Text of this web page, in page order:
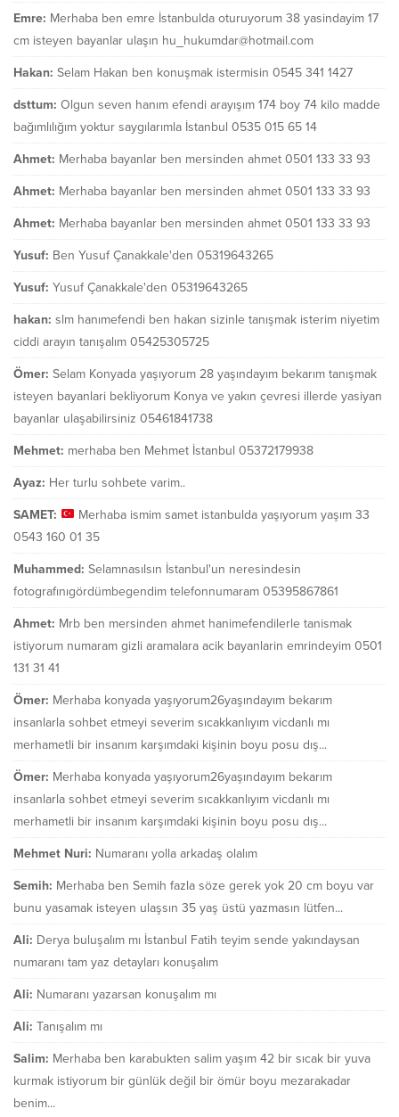
Emre: Merhaba ben emre İstanbulda oturuyorum 38 yasindayim 17
cm isteyen bayanlar ulaşın hu_hukumdar@hotmail.com
Hakan: Selam Hakan ben konuşmak istermisin 0545 341 1427
dsttum: Olgun seven hanım efendi arayışım 174 boy 74 kilo madde
bağımlılığım yoktur saygılarımla İstanbul 0535 015 65 14
Ahmet: Merhaba bayanlar ben mersinden ahmet 0501 133 33 93
Ahmet: Merhaba bayanlar ben mersinden ahmet 0501 133 33 93
Ahmet: Merhaba bayanlar ben mersinden ahmet 0501 133 33 93
Yusuf: Ben Yusuf Çanakkale'den 05319643265
Yusuf: Yusuf Çanakkale'den 05319643265
hakan: slm hanımefendi ben hakan sizinle tanışmak isterim niyetim
ciddi arayın tanışalım 05425305725
Ömer: Selam Konyada yaşıyorum 28 yaşındayım bekarım tanışmak
isteyen bayanlari bekliyorum Konya ve yakın çevresi illerde yasiyan
bayanlar ulaşabilirsiniz 05461841738
Mehmet: merhaba ben Mehmet İstanbul 05372179938
Ayaz: Her turlu sohbete varim..
SAMET:
Merhaba ismim samet istanbulda yaşıyorum yaşım 33
0543 160 01 35
Muhammed: Selamnasılsın İstanbul'un neresindesin
fotografınıgördümbegendim telefonnumaram 05395867861
Ahmet: Mrb ben mersinden ahmet hanimefendilerle tanismak
istiyorum numaram gizli aramalara acik bayanlarin emrindeyim 0501
131 31 41
Ömer: Merhaba konyada yaşıyorum26yaşındayım bekarım
insanlarla sohbet etmeyi severim sıcakkanlıyım vicdanlı mı
merhametli bir insanım karşımdaki kişinin boyu posu dış...
Ömer: Merhaba konyada yaşıyorum26yaşındayım bekarım
insanlarla sohbet etmeyi severim sıcakkanlıyım vicdanlı mı
merhametli bir insanım karşımdaki kişinin boyu posu dış...
Mehmet Nuri: Numaranı yolla arkadaş olalım
Semih: Merhaba ben Semih fazla söze gerek yok 20 cm boyu var
bunu yasamak isteyen ulaşsın 35 yaş üstü yazmasın lütfen...
Ali: Derya buluşalım mı İstanbul Fatih teyim sende yakındaysan
numaranı tam yaz detayları konuşalım
Ali: Numaranı yazarsan konuşalım mı
Ali: Tanışalım mı
Salim: Merhaba ben karabukten salim yaşım 42 bir sıcak bir yuva
kurmak istiyorum bir günlük değil bir ömür boyu mezarakadar
benim...